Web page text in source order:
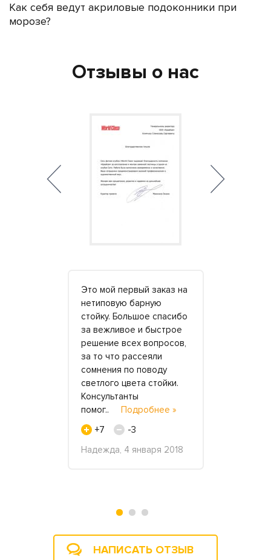
Как себя ведут акриловые подоконники при
морозе?
Отзывы о нас
Это мой первый заказ на
нетиповую барную
стойку. Большое спасибо
за вежливое и быстрое
решение всех вопросов,
за то что рассеяли
сомнения по поводу
светлого цвета стойки.
Консультанты
помог.. Подробнее »
+7
-3
Надежда, 4 января 2018
НАПИСАТЬ ОТЗЫВ